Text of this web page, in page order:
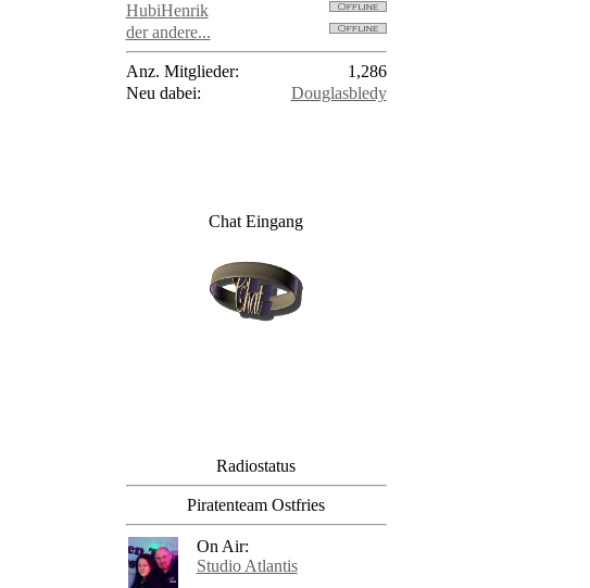
HubiHenrik
der andere...
Anz. Mitglieder:
1,286
Neu dabei:
Douglasbledy
Chat Eingang
Radiostatus
Piratenteam Ostfries
On Air:
Studio Atlantis